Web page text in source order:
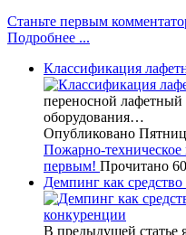
Станьте первым
Подробнее ...
Классификация
переносной
оборудования…
Опубликовано
Пожарно-
первым! Прочитано
Демпинг как
В предыдущей статье